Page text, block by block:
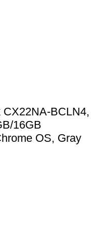
BCLN4,
16GB
OS, Gray